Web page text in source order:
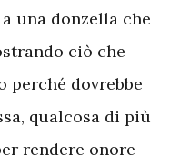
una donzella che
ciò che
perché dovrebbe
qualcosa di più
rendere onore